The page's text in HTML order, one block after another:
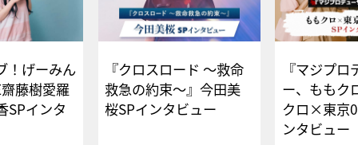
！げーみん
藤樹愛羅
SPインタ
『クロスロード ～救命
救急の約束～』今田美
桜SPインタビュー
『マジプロ
ー、ももク
クロ×東京
ンタビュー